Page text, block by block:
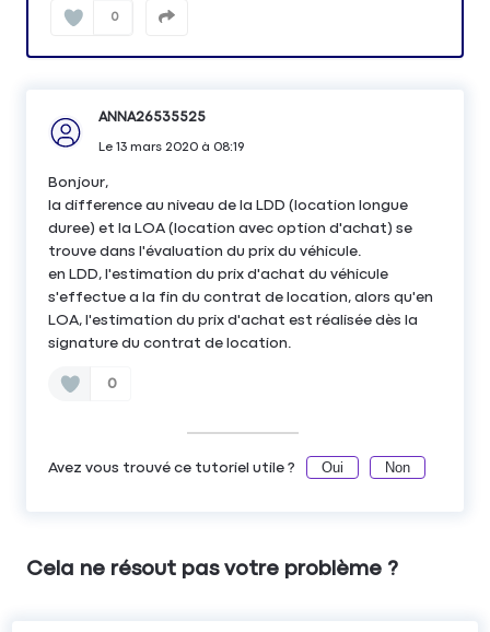
0
ANNA26535525
Le 13 mars 2020à 08:19
Bonjour,
la difference au niveau de la LDD (location longue
duree) et la LOA (location avec option d'achat) se
trouve dans l'évaluation du prix du véhicule.
en LDD, l'estimation du prix d'achat du véhicule
s'effectue a la fin du contrat de location, alors qu'en
LOA, l'estimation du prix d'achat est réalisée dès la
signature du contrat de location.
0
Avez vous trouvé ce tutoriel utile ? Oui Non
Cela ne résout pas votre problème ?